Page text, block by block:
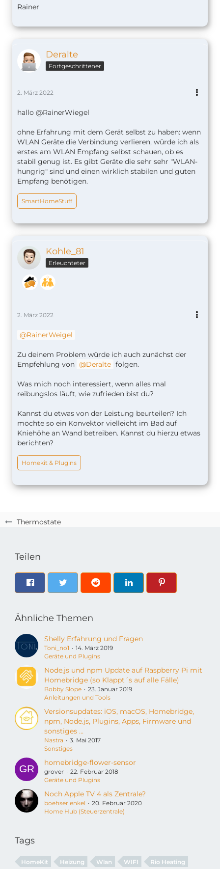
Thermostate
Rainer
Deralte
Fortgeschrittener
2. März 2022
hallo @RainerWiegel
ohne Erfahrung mit dem Gerät selbst zu haben: wenn
WLAN Geräte die Verbindung verlieren, würde ich als
erstes am WLAN Empfang selbst schauen, ob es
stabil genug ist. Es gibt Geräte die sehr sehr "WLAN-
hungrig" sind und einen wirklich stabilen und guten
Empfang benötigen.
SmartHomeStuff
Kohle_81
Erleuchteter
2. März 2022
RainerWeigel
Zu deinem Problem würde ich auch zunächst der
Empfehlung von
Deralte folgen.
Was mich noch interessiert, wenn alles mal
reibungslos läuft, wie zufrieden bist du?
Kannst du etwas von der Leistung beurteilen? Ich
möchte so ein Konvektor vielleicht im Bad auf
Kniehöhe an Wand betreiben. Kannst du hierzu etwas
berichten?
Homekit & Plugins
Teilen
Ähnliche Themen
Shelly Erfahrung und Fragen
Toni_no1
14. März 2019
Geräte und Plugins
Node.js und npm Update auf Raspberry Pi mit
Homebridge (so Klappt´s auf alle Fälle)
Bobby Slope
23. Januar 2019
Anleitungen und Tools
Versionsupdates: iOS, macOS, Homebridge,
npm, Node.js, Plugins, Apps, Firmware und
sonstiges ...
Nastra
3. Mai 2017
Sonstiges
homebridge-flower-sensor
grover
22. Februar 2018
Geräte und Plugins
Noch Apple TV 4 als Zentrale?
boehser enkel
20. Februar 2020
Home Hub (Steuerzentrale)
Tags
HomeKit Heizung Wlan WIFI Rio Heating